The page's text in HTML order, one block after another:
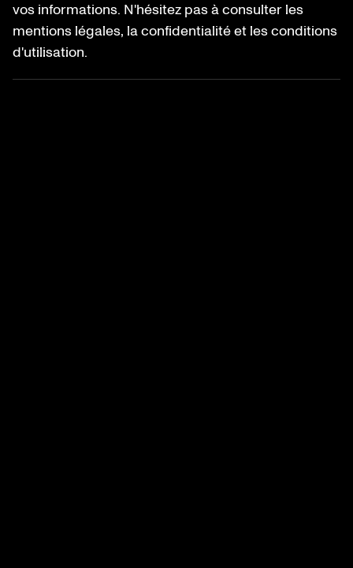
vos informations. N'hésitez pas à consulter les
mentions légales, la confidentialité et les conditions
d'utilisation.